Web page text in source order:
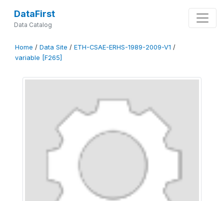
DataFirst
Data Catalog
Home / Data Site / ETH-CSAE-ERHS-1989-2009-V1 /
variable [F265]